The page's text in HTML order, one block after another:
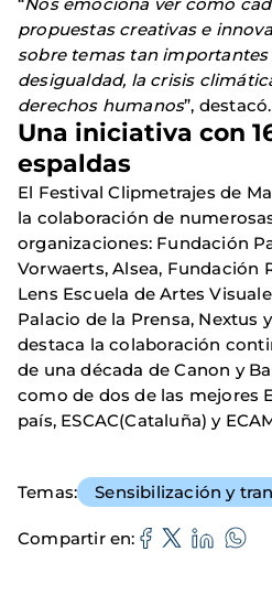
propuestas creativas e
sobre temas tan
desigualdad, la crisis
derechos humanos”, destacó.
Una iniciativa con
espaldas
El Festival Clipmetrajes de
la colaboración de
organizaciones: Fundación
Vorwaerts, Alsea, Fundación
Lens Escuela de Artes
Palacio de la Prensa, Nextus
destaca la colaboración
de una década de Canon y
como de dos de las mejores
país, ESCAC(Cataluña) y
Temas Sensibilización y
Compartir en